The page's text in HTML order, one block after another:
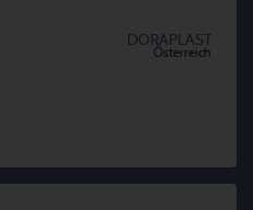
DORAPLAST
Österreich